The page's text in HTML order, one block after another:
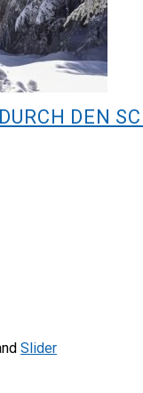
DEN
Slider